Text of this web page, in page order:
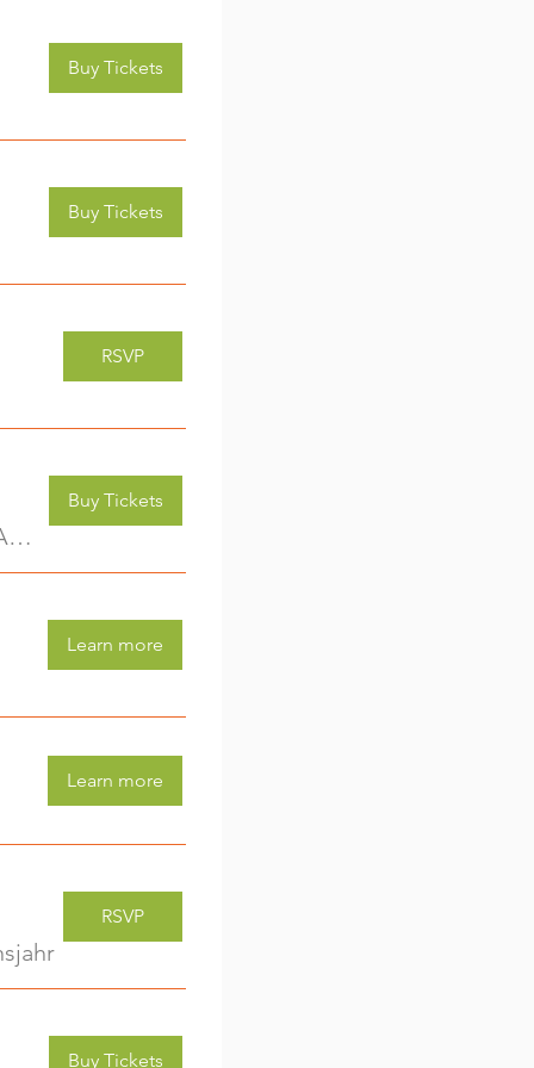
Buy Tickets
Buy Tickets
RSVP
Kreativwerkstatt für Kids (3-6 Jahre) - jede Woche eine neue Aktivität (2)
Buy Tickets
Learn more
Learn more
RSVP
Buy Tickets